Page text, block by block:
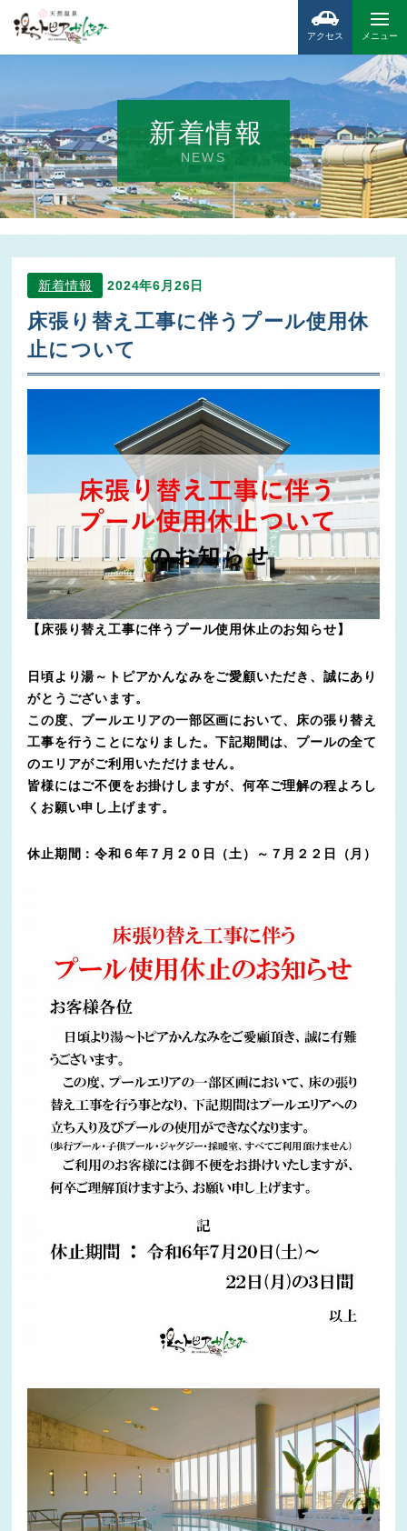
メニュー
アクセス
新着情報
NEWS
新着情報 2024年6月26日
床張り替え工事に伴うプール使用休
止について
【床張り替え工事に伴うプール使用休止のお知らせ】
日頃より湯～トピアかんなみをご愛顧いただき、誠にあり
がとうございます。
この度、プールエリアの一部区画において、床の張り替え
工事を行うことになりました。下記期間は、プールの全て
のエリアがご利用いただけません。
皆様にはご不便をお掛けしますが、何卒ご理解の程よろし
くお願い申し上げます。
休止期間：令和６年７月２０日（土）～７月２２日（月）